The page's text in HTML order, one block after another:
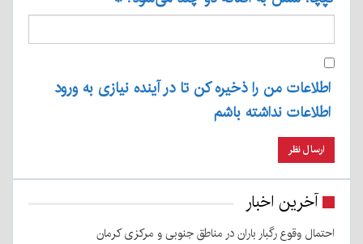
اطلاعات من را ذخیره کن تا در آینده نیازی به ورود
اطلاعات نداشته باشم
آخرین اخبار
احتمال وقوع رگبار باران در مناطق جنوبی و مرکزی کرمان